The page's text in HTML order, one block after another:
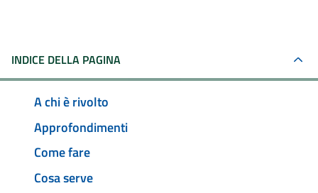
INDICE DELLA PAGINA
A chi è rivolto
Approfondimenti
Come fare
Cosa serve